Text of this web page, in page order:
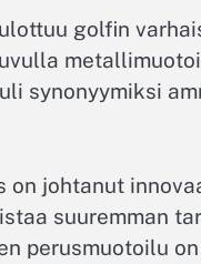
golfin
synonyymiksi
johtanut
suuremman
perusmuotoilu